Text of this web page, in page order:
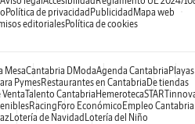
Política de privacidadPublicidadMapa web
editorialesPolítica de cookies
MesaCantabria DModaAgenda CantabriaPlayas
PymesRestaurantes en CantabriaDe tiendas
Talento CantabriaHemeroteca
RacingForo EconómicoEmpleo Cantabria
Lotería de NavidadLotería del Niño